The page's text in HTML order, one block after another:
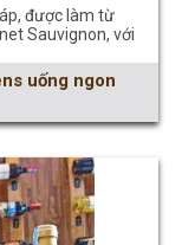
được làm từ
Sauvignon, với
uống ngon